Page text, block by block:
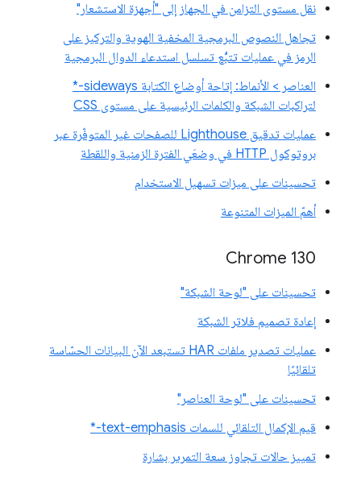
نقل مستوى التزامن في الجهاز إلى "أجهزة الاستشعار"
تجاهل النصوص البرمجية المخفية الهوية والتركيز على
الرمز في عمليات تتبُّع تسلسل استدعاء الدوال البرمجية
العناصر > الأنماط: إتاحة أوضاع الكتابة sideways-*
لتراكبات الشبكة والكلمات الرئيسية على مستوى CSS
عمليات تدقيق Lighthouse للصفحات غير المتوفّرة عبر
بروتوكول HTTP في وضعَي الفترة الزمنية واللقطة
تحسينات على ميزات تسهيل الاستخدام
أهمّ الميزات المتنوعة
Chrome 130
تحسينات على "لوحة الشبكة"
إعادة تصميم فلاتر الشبكة
عمليات تصدير ملفات HAR تستبعد الآن البيانات الحسّاسة
تلقائيًا
تحسينات على "لوحة العناصر"
قيم الإكمال التلقائي للسمات text-emphasis-*
تمييز حالات تجاوز سعة التمرير بشارة